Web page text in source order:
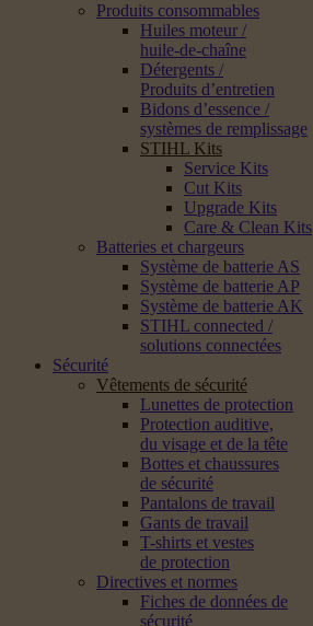
Produits consommables
Huiles moteur /
huile-de-chaîne
Détergents /
Produits d’entretien
Bidons d’essence /
systèmes de remplissage
STIHL Kits
Service Kits
Cut Kits
Upgrade Kits
Care & Clean Kits
Batteries et chargeurs
Système de batterie AS
Système de batterie AP
Système de batterie AK
STIHL connected /
solutions connectées
Sécurité
Vêtements de sécurité
Lunettes de protection
Protection auditive,
du visage et de la tête
Bottes et chaussures
de sécurité
Pantalons de travail
Gants de travail
T-shirts et vestes
de protection
Directives et normes
Fiches de données de
sécurité